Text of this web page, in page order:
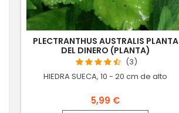
PLECTRANTHUS AUSTRALIS PLANTA
DEL DINERO (PLANTA)
(3)
HIEDRA SUECA, 10 - 20 cm de alto
5,99 €